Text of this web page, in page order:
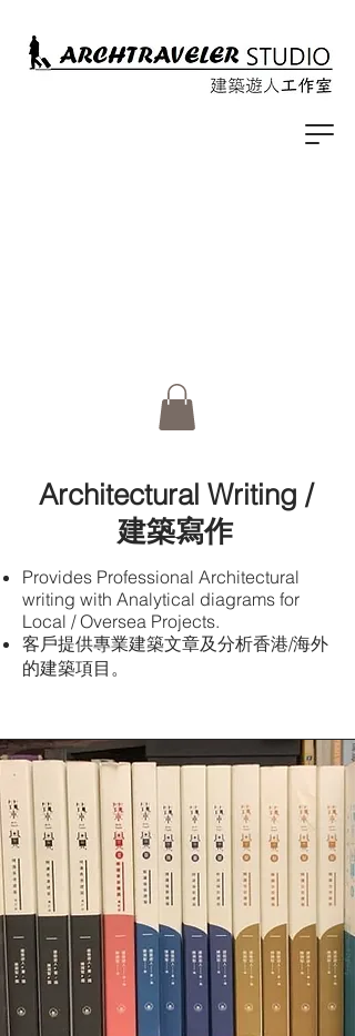
Architectural Writing /
建築寫作
Provides Professional Architectural
writing with Analytical diagrams for
Local / Oversea Projects.
客戶提供專業建築文章及分析香港/海外
的建築項目。